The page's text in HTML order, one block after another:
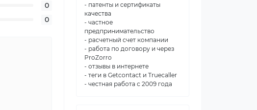
0
0
- патенты и сертификаты
качества
- частное
предпринимательство
- расчетный счет компании
- работа по договору и через
ProZorro
- отзывы в интернете
- теги в Getcontact и Truecaller
- честная работа с 2009 года